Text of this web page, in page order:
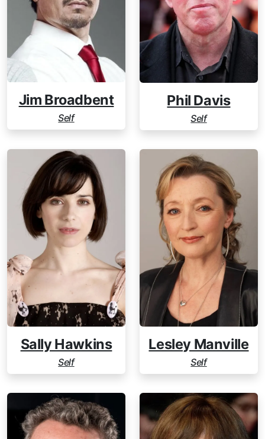
Jim Broadbent
Self
Phil Davis
Self
Sally Hawkins
Self
Lesley Manville
Self